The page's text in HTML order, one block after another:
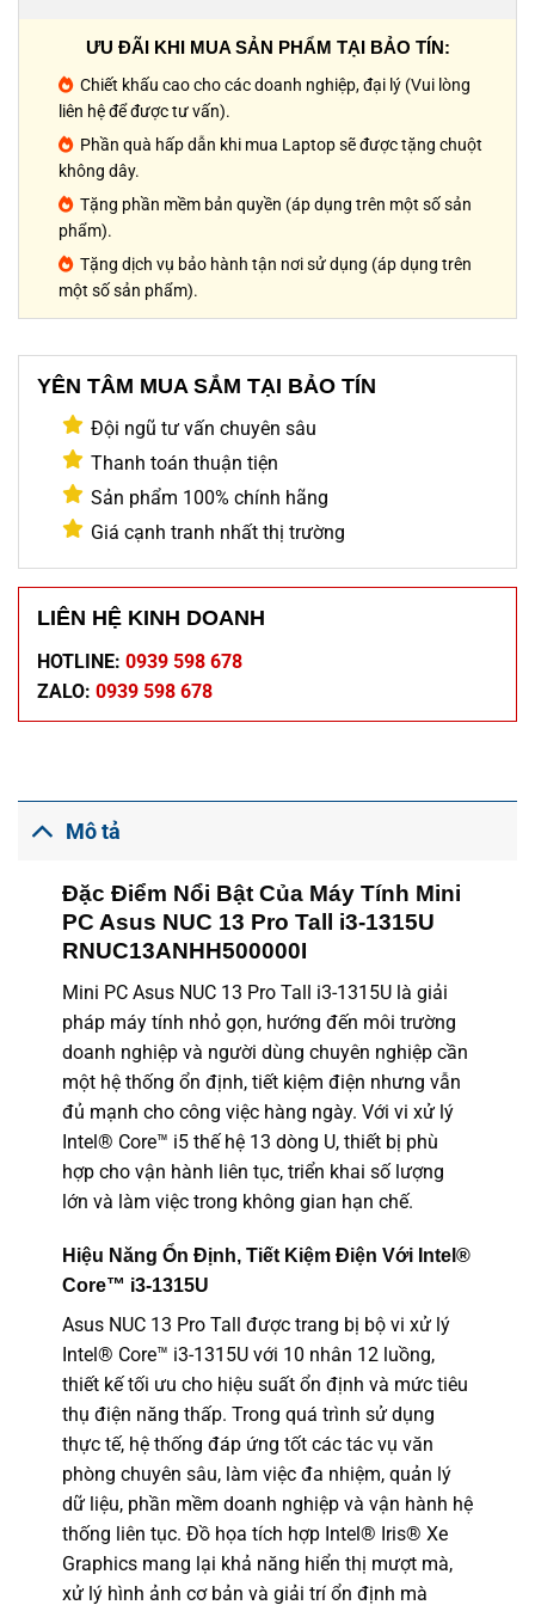
ƯU ĐÃI KHI MUA SẢN PHẨM TẠI BẢO TÍN:
Chiết khấu cao cho các doanh nghiệp, đại lý (Vui lòng
liên hệ để được tư vấn).
Phần quà hấp dẫn khi mua Laptop sẽ được tặng chuột
không dây.
Tặng phần mềm bản quyền (áp dụng trên một số sản
phẩm).
Tặng dịch vụ bảo hành tận nơi sử dụng (áp dụng trên
một số sản phẩm).
YÊN TÂM MUA SẮM TẠI BẢO TÍN
Đội ngũ tư vấn chuyên sâu
Thanh toán thuận tiện
Sản phẩm 100% chính hãng
Giá cạnh tranh nhất thị trường
LIÊN HỆ KINH DOANH
HOTLINE: 0939 598 678
ZALO: 0939 598 678
Mô tả
Đặc Điểm Nổi Bật Của Máy Tính Mini
PC Asus NUC 13 Pro Tall i3-1315U
RNUC13ANHH500000I
Mini PC Asus NUC 13 Pro Tall i3-1315U là giải
pháp máy tính nhỏ gọn, hướng đến môi trường
doanh nghiệp và người dùng chuyên nghiệp cần
một hệ thống ổn định, tiết kiệm điện nhưng vẫn
đủ mạnh cho công việc hàng ngày. Với vi xử lý
Intel® Core™ i5 thế hệ 13 dòng U, thiết bị phù
hợp cho vận hành liên tục, triển khai số lượng
lớn và làm việc trong không gian hạn chế.
Hiệu Năng Ổn Định, Tiết Kiệm Điện Với Intel®
Core™ i3-1315U
Asus NUC 13 Pro Tall được trang bị bộ vi xử lý
Intel® Core™ i3-1315U với 10 nhân 12 luồng,
thiết kế tối ưu cho hiệu suất ổn định và mức tiêu
thụ điện năng thấp. Trong quá trình sử dụng
thực tế, hệ thống đáp ứng tốt các tác vụ văn
phòng chuyên sâu, làm việc đa nhiệm, quản lý
dữ liệu, phần mềm doanh nghiệp và vận hành hệ
thống liên tục. Đồ họa tích hợp Intel® Iris® Xe
Graphics mang lại khả năng hiển thị mượt mà,
xử lý hình ảnh cơ bản và giải trí ổn định mà